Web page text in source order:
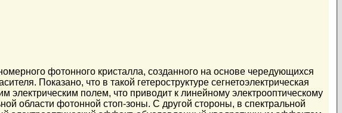
фотонного кристалла, созданного на основе чередующихся
Показано, что в такой гетероструктуре сегнетоэлектрическая
полем, что приводит к линейному электрооптическому
области фотонной стоп-зоны. С другой стороны, в спектральной